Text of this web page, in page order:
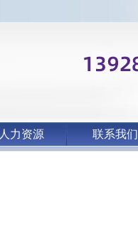
人力资源 联系我们